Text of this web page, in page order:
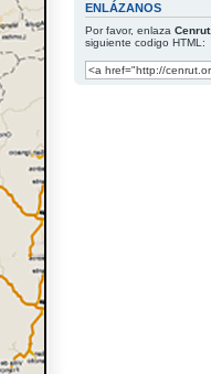
ENLÁZANOS
Por favor, enlaza
siguiente codigo HTML: